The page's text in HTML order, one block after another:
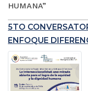
HUMANA”
5TO
ENFOQUE